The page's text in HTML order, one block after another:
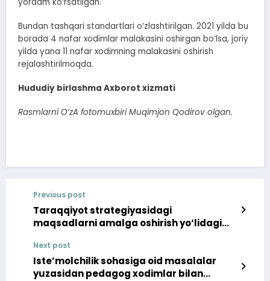
Bundan tashqari standartlari o‘zlashtirilgan. 2021 yilda bu
borada 4 nafar xodimlar malakasini oshirgan bo‘lsa, joriy
yilda yana 11 nafar xodimning malakasini oshirish
rejalashtirilmoqda.
Hududiy birlashma Axborot xizmati
Rasmlarni O‘zA fotomuxbiri Muqimjon Qodirov olgan.
Previous post
Taraqqiyot strategiyasidagi
maqsadlarni amalga oshirish yo‘lidagi
Next post
Iste’molchilik sohasiga oid masalalar
yuzasidan pedagog xodimlar bilan